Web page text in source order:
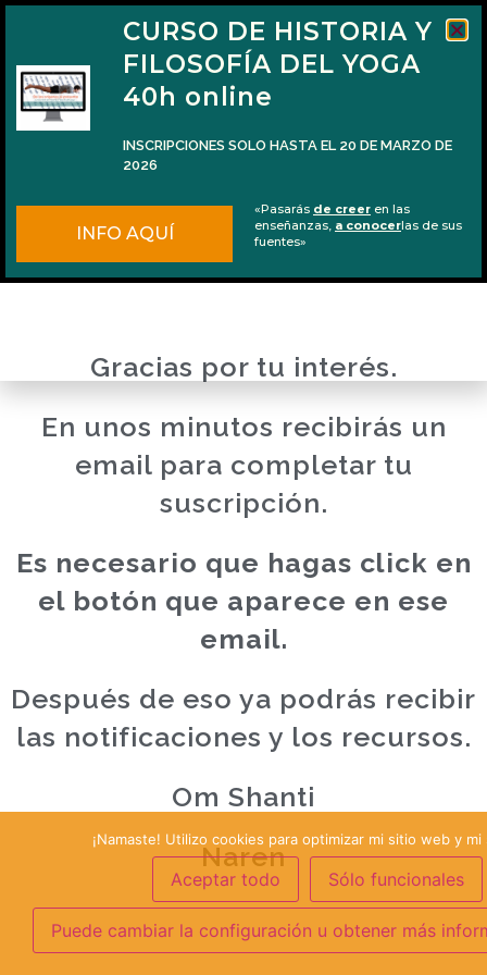
Gracias por tu interés.
En unos minutos recibirás un
email para completar tu
suscripción.
Es necesario que hagas click en
el botón que aparece en ese
email.
Después de eso ya podrás recibir
las notificaciones y los recursos.
Om Shanti
Naren
¡Namaste! Utilizo cookies para optimizar mi sitio web y mi
Aceptar todo Sólo funcionales
Puede cambiar la configuración u obtener más
CURSO DE HISTORIA Y
FILOSOFÍA DEL YOGA
40h online
INSCRIPCIONES SOLO HASTA EL 20 DE MARZO DE
2026
INFO AQUÍ
«Pasarás de creer en las
enseñanzas, a conocerlas de sus
fuentes»